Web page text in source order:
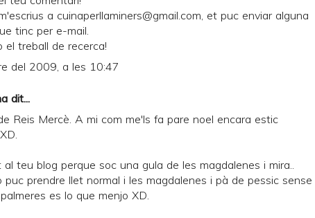
a cuinaperllaminers@gmail.com, et puc enviar alguna
tinc per e-mail.
el treball de recerca!
del 2009, a les 10:47
dit...
Reis Mercè. A mi com me'ls fa pare noel encara estic
al teu blog perque soc una gula de les magdalenes i mira..
puc prendre llet normal i les magdalenes i pà de pessic sense
es lo que menjo XD.